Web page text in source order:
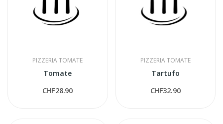
PIZZERIA TOMATE
Tomate
CHF28.90
PIZZERIA TOMATE
Tartufo
CHF32.90